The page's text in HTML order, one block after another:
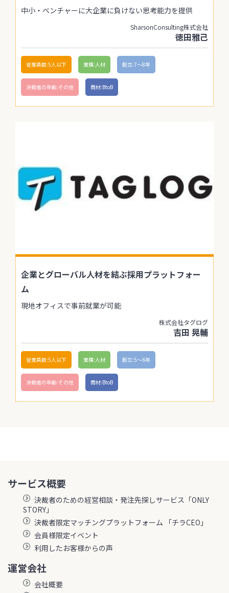
中小・ベンチャーに大企業に負けない思考能力を提供
SharsonConsulting株式会社
徳田雅己
従業員数:5人以下 業種:人材 創立:7〜8年
決裁者の年齢:その他 商材:BtoB
企業とグローバル人材を結ぶ採用プラットフォー
ム
現地オフィスで事前就業が可能
株式会社タグログ
吉田 晃輔
従業員数:5人以下 業種:人材 創立:5〜6年
決裁者の年齢:その他 商材:BtoB
サービス概要
決裁者のための経営相談・発注先探しサービス「ONLY
STORY」
決裁者限定マッチングプラットフォーム 「チラCEO」
会員様限定イベント
利用したお客様からの声
運営会社
会社概要